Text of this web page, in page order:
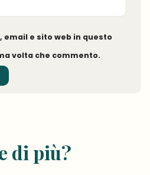
email e sito web in questo
volta che commento.
di più?